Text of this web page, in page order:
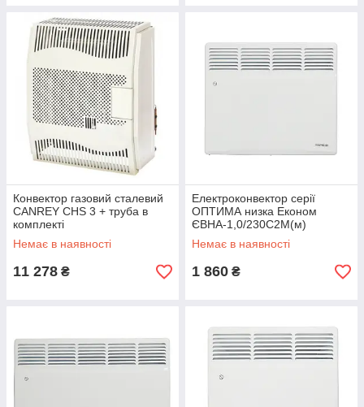
Конвектор газовий сталевий
CANREY CHS 3 + труба в
комплекті
Немає в наявності
11 278 ₴
Електроконвектор серії
ОПТИМА низка Економ
ЄВНА-1,0/230С2М(м)
Немає в наявності
1 860 ₴